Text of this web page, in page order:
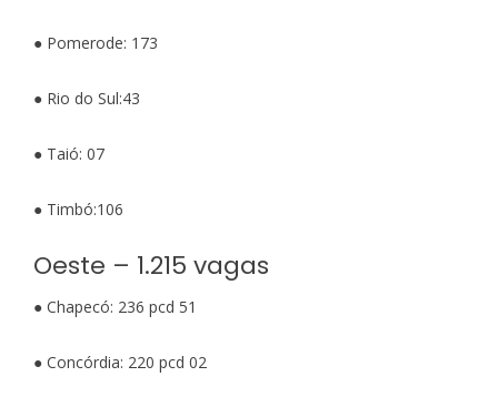
● Pomerode: 173
● Rio do Sul:43
● Taió: 07
● Timbó:106
Oeste – 1.215 vagas
● Chapecó: 236 pcd 51
● Concórdia: 220 pcd 02